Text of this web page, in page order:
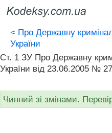
< Про Державну
України
Ст. 1 ЗУ Про Державну
України від 23.06.2005 №
Чинний зі змінами.